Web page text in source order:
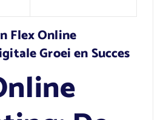
Flex Online
Groei en Succes